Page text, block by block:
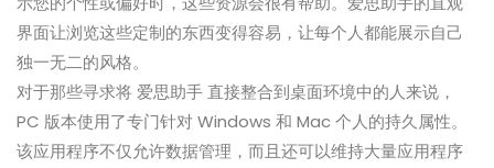
界面让浏览这些定制的东西变得容易，让每个人都能展示自己
独一无二的风格。
对于那些寻求将 爱思助手 直接整合到桌面环境中的人来说，
PC 版本使用了专门针对 Windows 和 Mac 个人的持久属性。
该应用程序不仅允许数据管理，而且还可以维持大量应用程序